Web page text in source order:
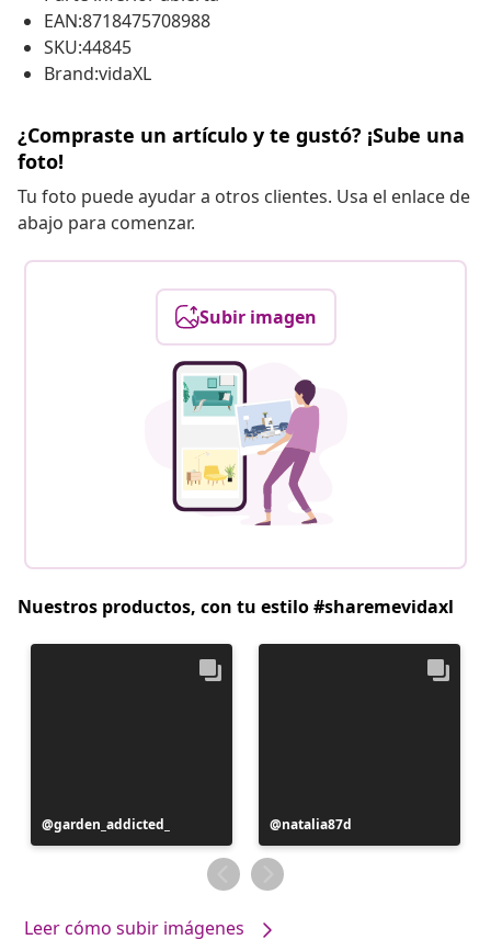
EAN:8718475708988
SKU:44845
Brand:vidaXL
¿Compraste un artículo y te gustó? ¡Sube una
foto!
Tu foto puede ayudar a otros clientes. Usa el enlace de
abajo para comenzar.
Subir imagen
Nuestros productos, con tu estilo #sharemevidaxl
Publicación
realizada
garden_addicted_
Publicación
realizada
por
natalia87d
Leer cómo subir imágenes